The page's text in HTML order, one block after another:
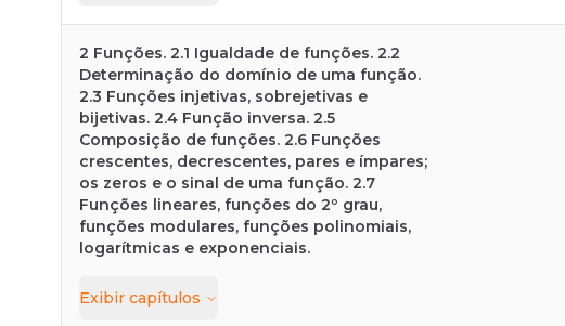
2 Funções. 2.1 Igualdade de funções. 2.2
Determinação do domínio de uma função.
2.3 Funções injetivas, sobrejetivas e
bijetivas. 2.4 Função inversa. 2.5
Composição de funções. 2.6 Funções
crescentes, decrescentes, pares e ímpares;
os zeros e o sinal de uma função. 2.7
Funções lineares, funções do 2º grau,
funções modulares, funções polinomiais,
logarítmicas e exponenciais.
Exibir capítulos